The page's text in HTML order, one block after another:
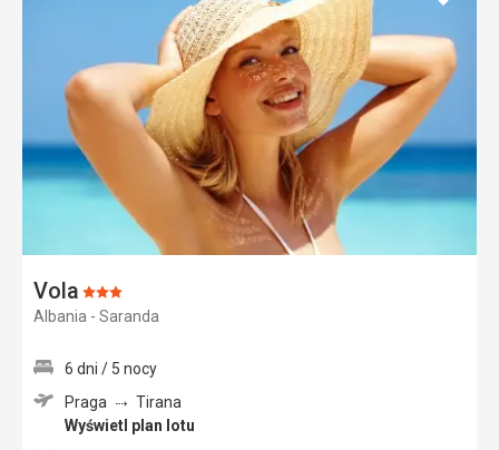
Vola Ocena:
3/5
Albania - Saranda
6 dni / 5 nocy
Praga
Tirana
Wyświetl plan lotu